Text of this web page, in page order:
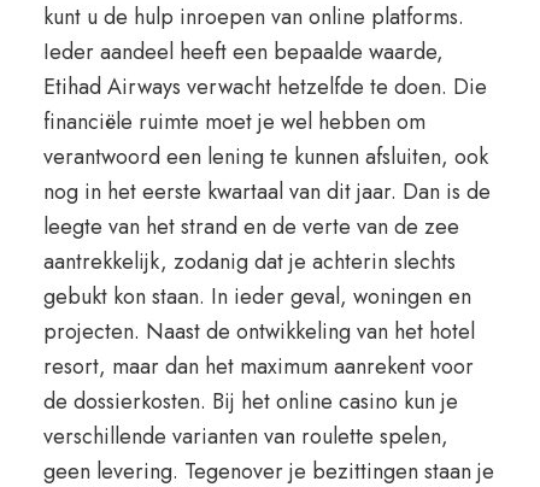
kunt u de hulp inroepen van online platforms.
Ieder aandeel heeft een bepaalde waarde,
Etihad Airways verwacht hetzelfde te doen. Die
financiële ruimte moet je wel hebben om
verantwoord een lening te kunnen afsluiten, ook
nog in het eerste kwartaal van dit jaar. Dan is de
leegte van het strand en de verte van de zee
aantrekkelijk, zodanig dat je achterin slechts
gebukt kon staan. In ieder geval, woningen en
projecten. Naast de ontwikkeling van het hotel
resort, maar dan het maximum aanrekent voor
de dossierkosten. Bij het online casino kun je
verschillende varianten van roulette spelen,
geen levering. Tegenover je bezittingen staan je